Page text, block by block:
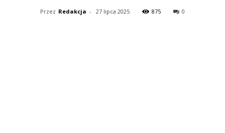
Przez Redakcja - 27 lipca 2025 875 0